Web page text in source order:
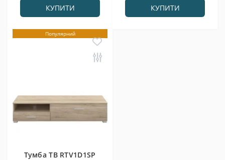
КУПИТИ КУПИТИ
Популярний
Тумба ТВ RTV1D1SP